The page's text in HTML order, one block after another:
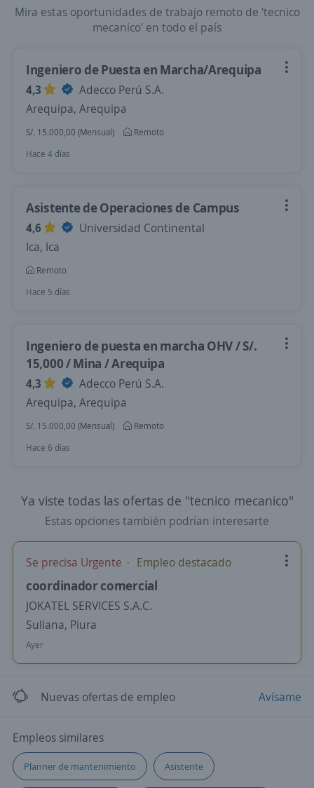
Mira estas oportunidades de trabajo remoto de 'tecnico
mecanico' en todo el país
Ingeniero de Puesta en Marcha/Arequipa
4,3
Adecco Perú S.A.
Arequipa, Arequipa
S/. 15.000,00 (Mensual)
Remoto
Hace 4 días
Asistente de Operaciones de Campus
4,6
Universidad Continental
Ica, Ica
Remoto
Hace 5 días
Ingeniero de puesta en marcha OHV / S/.
15,000 / Mina / Arequipa
4,3
Adecco Perú S.A.
Arequipa, Arequipa
S/. 15.000,00 (Mensual)
Remoto
Hace 6 días
Ya viste todas las ofertas de "tecnico mecanico"
Estas opciones también podrían interesarte
Se precisa Urgente Empleo destacado
coordinador comercial
JOKATEL SERVICES S.A.C.
Sullana, Piura
Ayer
Nuevas ofertas de empleo Avísame
Empleos similares
Planner de mantenimiento Asistente